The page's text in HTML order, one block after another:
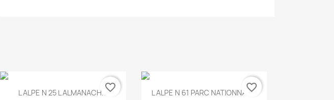
 Aperçu rapide
L ALPE N 25 L ALMANACH...favorite_border  Aperçu rapide
L ALPE N 61 PARC NATIONNAL...
favorite_border